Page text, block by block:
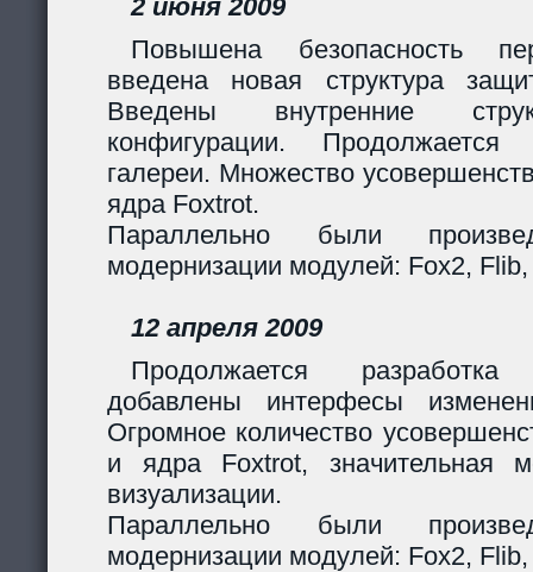
2 июня 2009
Повышена безопасность
введена новая структура
Введены внутренние
конфигурации. Продолжается
галереи. Множество
ядра Foxtrot.
Параллельно были
модернизации модулей: Fox2,
12 апреля 2009
Продолжается
добавлены интерфесы
Огромное количество
и ядра Foxtrot, значительная
визуализации.
Параллельно были
модернизации модулей: Fox2,